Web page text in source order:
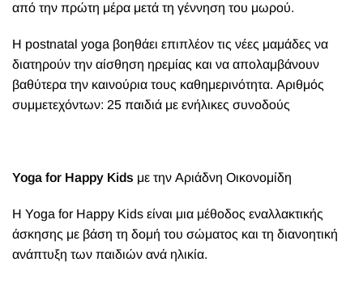
από την πρώτη μέρα μετά τη γέννηση του μωρού.
Η postnatal yoga βοηθάει επιπλέον τις νέες μαμάδες να
διατηρούν την αίσθηση ηρεμίας και να απολαμβάνουν
βαθύτερα την καινούρια τους καθημερινότητα. Αριθμός
συμμετεχόντων: 25 παιδιά με ενήλικες συνοδούς
Yoga for Happy Kids με την Αριάδνη Οικονομίδη
Η Yoga for Happy Kids είναι μια μέθοδος εναλλακτικής
άσκησης με βάση τη δομή του σώματος και τη διανοητική
ανάπτυξη των παιδιών ανά ηλικία.